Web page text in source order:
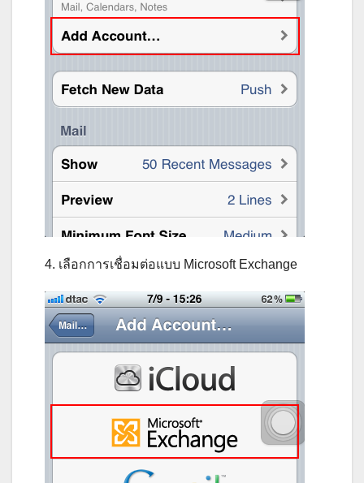
4. เลือกการเชื่อมต่อแบบ Microsoft Exchange